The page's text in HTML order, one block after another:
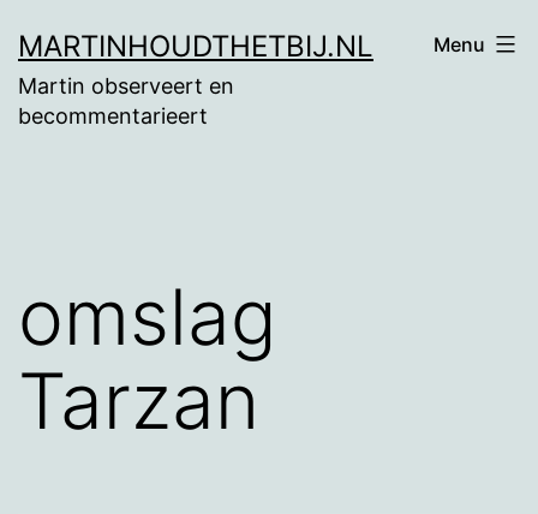
naar
de
MARTINHOUDTHETBIJ.NL
Martin observeert en
becommentarieert
Menu
omslag
Tarzan